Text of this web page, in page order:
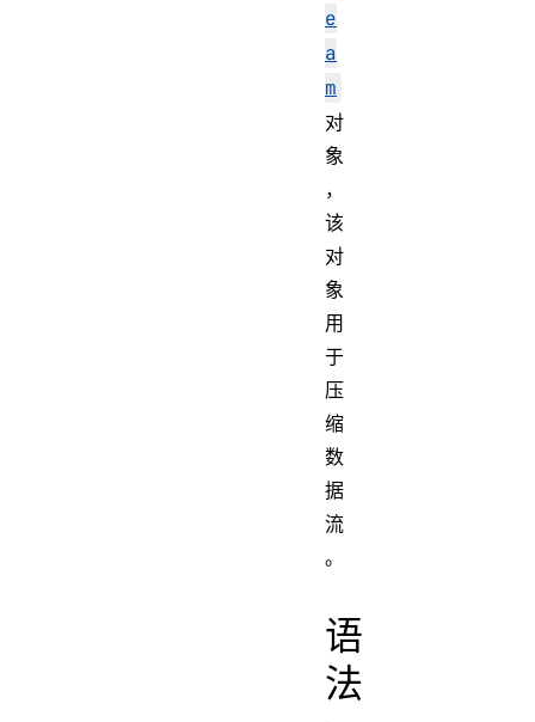
e
a
m
对
象
，
该
对
象
用
于
压
缩
数
据
流
。
语
法